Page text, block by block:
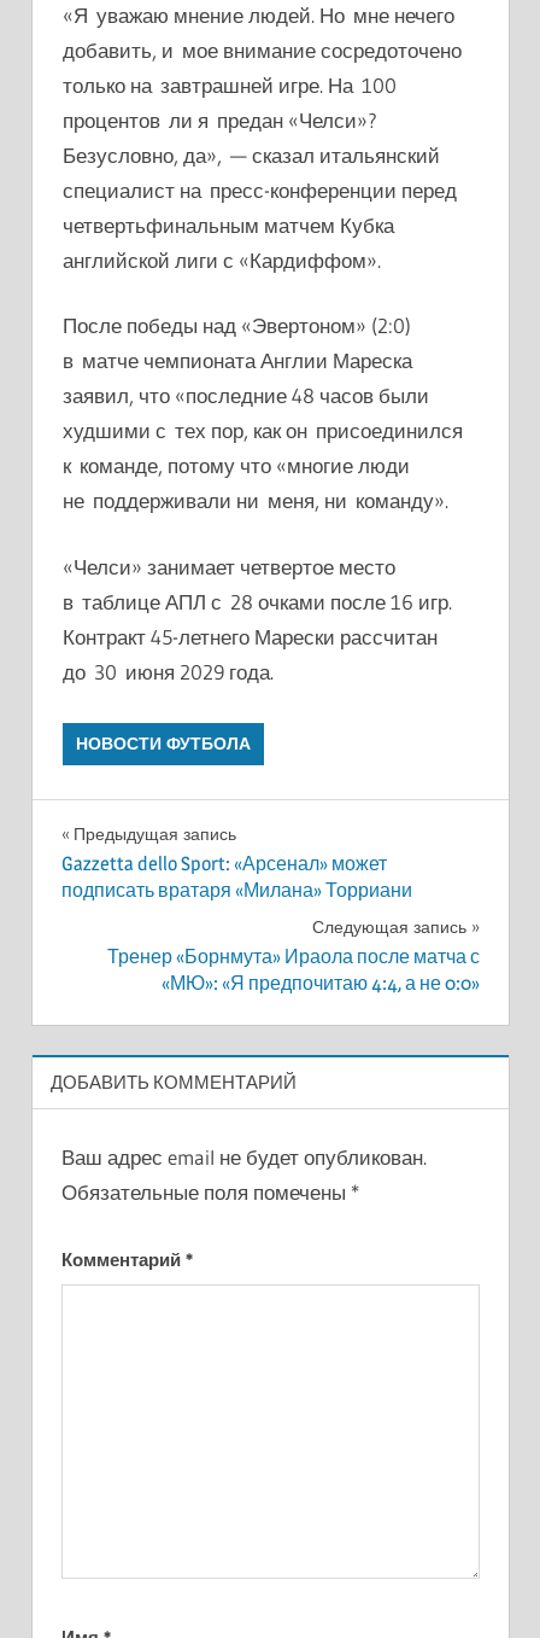
«Я уважаю мнение людей. Но мне нечего
добавить, и мое внимание сосредоточено
только на завтрашней игре. На 100
процентов ли я предан «Челси»?
Безусловно, да», — сказал итальянский
специалист на пресс-конференции перед
четвертьфинальным матчем Кубка
английской лиги с «Кардиффом».
После победы над «Эвертоном» (2:0)
в матче чемпионата Англии Мареска
заявил, что «последние 48 часов были
худшими с тех пор, как он присоединился
к команде, потому что «многие люди
не поддерживали ни меня, ни команду».
«Челси» занимает четвертое место
в таблице АПЛ с 28 очками после 16 игр.
Контракт 45-летнего Марески рассчитан
до 30 июня 2029 года.
НОВОСТИ ФУТБОЛА
Навигация
по
Предыдущая запись
Gazzetta dello Sport: «Арсенал» может
подписать вратаря «Милана» Торриани
Следующая запись
Тренер «Борнмута» Ираола после матча с
«МЮ»: «Я предпочитаю 4:4, а не 0:0»
ДОБАВИТЬ КОММЕНТАРИЙ
Ваш адрес email не будет опубликован.
Обязательные поля помечены *
Комментарий *